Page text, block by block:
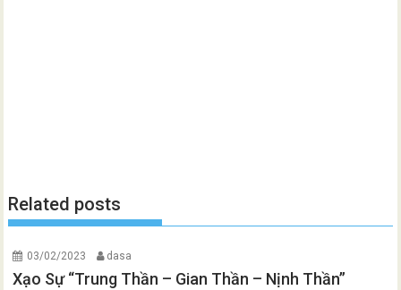
Related posts
03/02/2023 dasa
Xạo Sự “Trung Thần – Gian Thần – Nịnh Thần”